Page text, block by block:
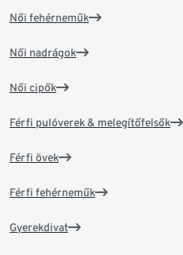
Női fehérneműk
Női nadrágok
Női cipők
Férfi pulóverek & melegítőfelsők
Férfi övek
Férfi fehérneműk
Gyerekdivat